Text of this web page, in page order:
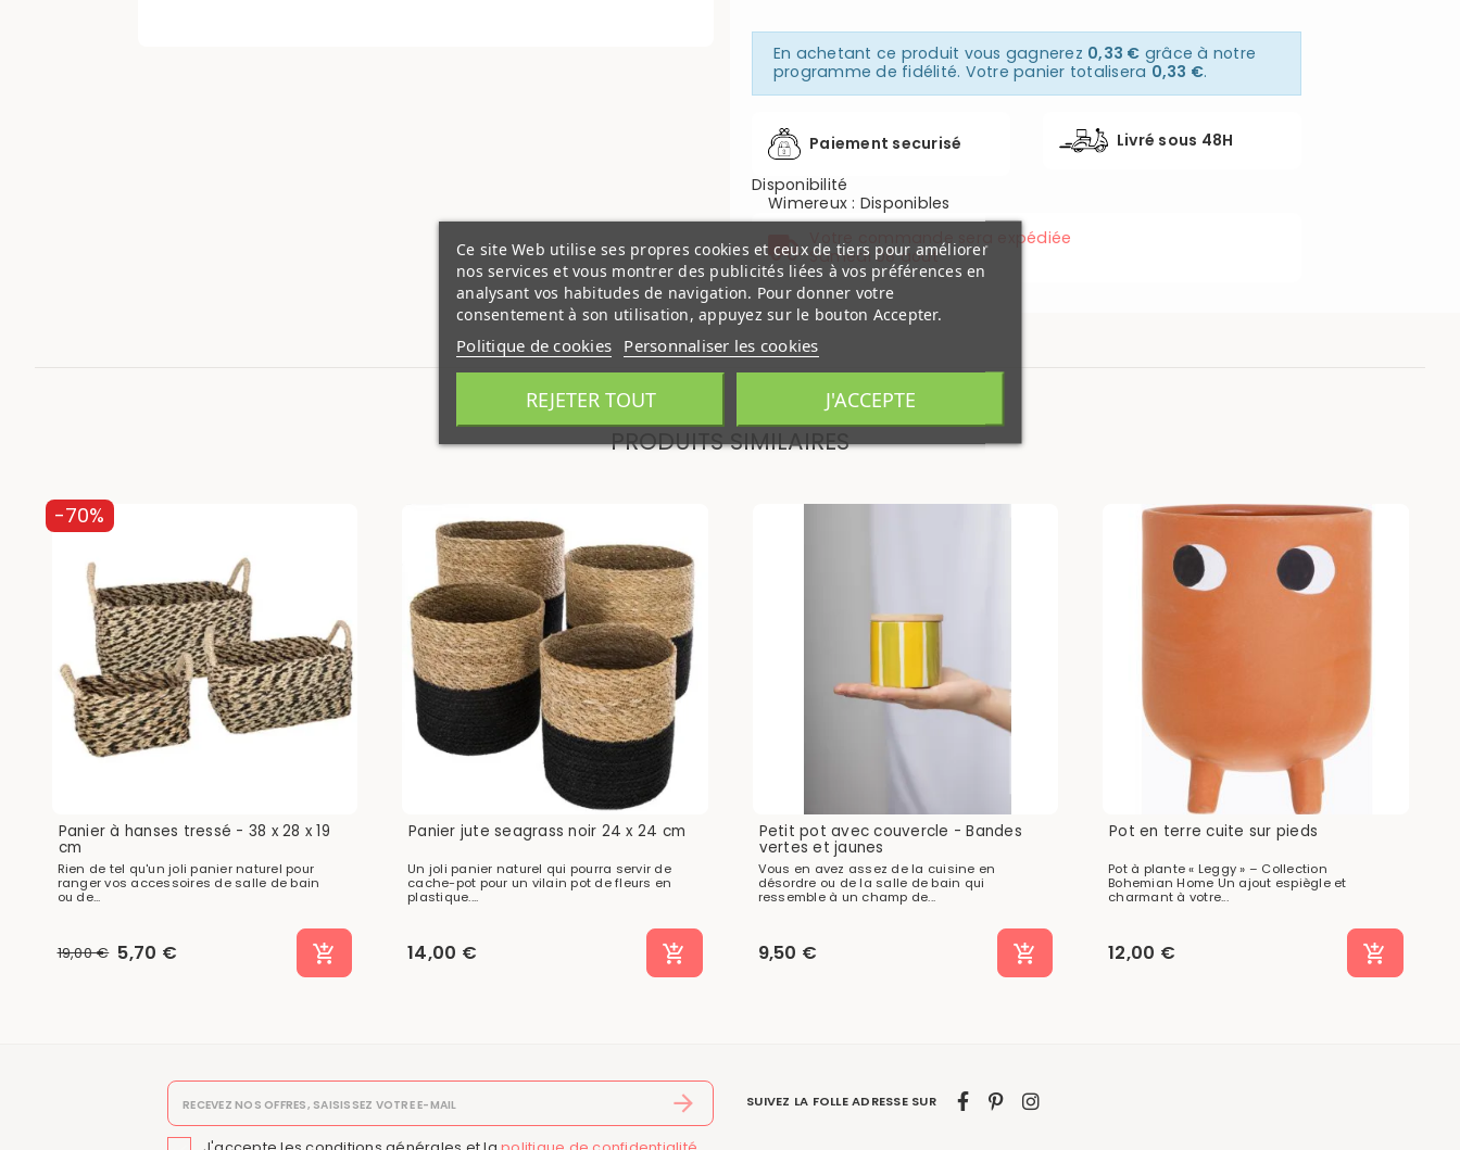
En achetant ce produit vous gagnerez 0,33 € grâce à notre
programme de fidélité. Votre panier totalisera 0,33 €.
Paiement securisé Livré sous 48H
Disponibilité
Wimereux: Disponibles
Votre commande sera expédiée
Samedi 08 aout
PRODUITS SIMILAIRES
-70%
Panier à hanses tressé - 38 x 28 x 19
cm
Rien de tel qu'un joli panier naturel pour
ranger vos accessoires de salle de bain
ou de...
19,00 € 5,70 €
Panier jute seagrass noir 24 x 24 cm
Un joli panier naturel qui pourra servir de
cache-pot pour un vilain pot de fleurs en
plastique....
14,00 €
Petit pot avec couvercle - Bandes
vertes et jaunes
Vous en avez assez de la cuisine en
désordre ou de la salle de bain qui
ressemble à un champ de...
9,50 €
Pot en terre cuite sur pieds
Pot à plante « Leggy » – Collection
Bohemian Home Un ajout espiègle et
charmant à votre...
12,00 €
SUIVEZ LA FOLLE ADRESSE SUR
Ce site Web utilise ses propres cookies et ceux de tiers pour améliorer
nos services et vous montrer des publicités liées à vos préférences en
analysant vos habitudes de navigation. Pour donner votre
consentement à son utilisation, appuyez sur le bouton Accepter.
Politique de cookies Personnaliser les cookies
REJETER TOUT J'ACCEPTE